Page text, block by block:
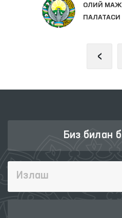
ОЛИЙ
ПАЛАТАСИ
‹
Биз билан